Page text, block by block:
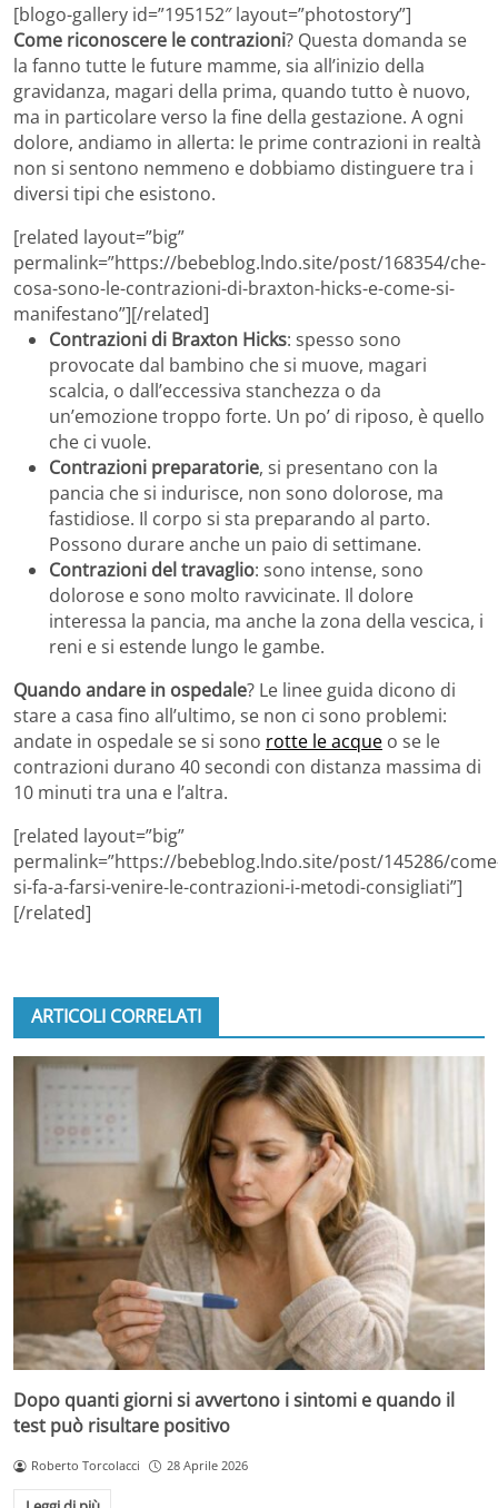
[blogo-gallery id=”195152″ layout=”photostory”]
Come riconoscere le contrazioni? Questa domanda se
la fanno tutte le future mamme, sia all’inizio della
gravidanza, magari della prima, quando tutto è nuovo,
ma in particolare verso la fine della gestazione. A ogni
dolore, andiamo in allerta: le prime contrazioni in realtà
non si sentono nemmeno e dobbiamo distinguere tra i
diversi tipi che esistono.
[related layout=”big”
permalink=”https://bebeblog.lndo.site/post/168354/che-
cosa-sono-le-contrazioni-di-braxton-hicks-e-come-si-
manifestano”][/related]
Contrazioni di Braxton Hicks: spesso sono
provocate dal bambino che si muove, magari
scalcia, o dall’eccessiva stanchezza o da
un’emozione troppo forte. Un po’ di riposo, è quello
che ci vuole.
Contrazioni preparatorie, si presentano con la
pancia che si indurisce, non sono dolorose, ma
fastidiose. Il corpo si sta preparando al parto.
Possono durare anche un paio di settimane.
Contrazioni del travaglio: sono intense, sono
dolorose e sono molto ravvicinate. Il dolore
interessa la pancia, ma anche la zona della vescica, i
reni e si estende lungo le gambe.
Quando andare in ospedale? Le linee guida dicono di
stare a casa fino all’ultimo, se non ci sono problemi:
andate in ospedale se si sono rotte le acque o se le
contrazioni durano 40 secondi con distanza massima di
10 minuti tra una e l’altra.
[related layout=”big”
permalink=”https://bebeblog.lndo.site/post/145286/
si-fa-a-farsi-venire-le-contrazioni-i-metodi-consigliati”]
[/related]
ARTICOLI CORRELATI
Dopo quanti giorni si avvertono i sintomi e quando il
test può risultare positivo
Roberto Torcolacci 28 Aprile 2026